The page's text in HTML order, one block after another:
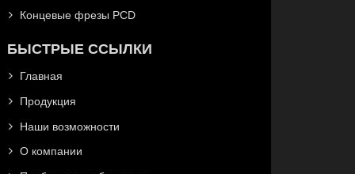
Концевые фрезы PCD
БЫСТРЫЕ ССЫЛКИ
Главная
Продукция
Наши возможности
О компании